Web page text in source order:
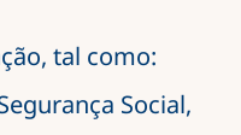
tal como:
Social,